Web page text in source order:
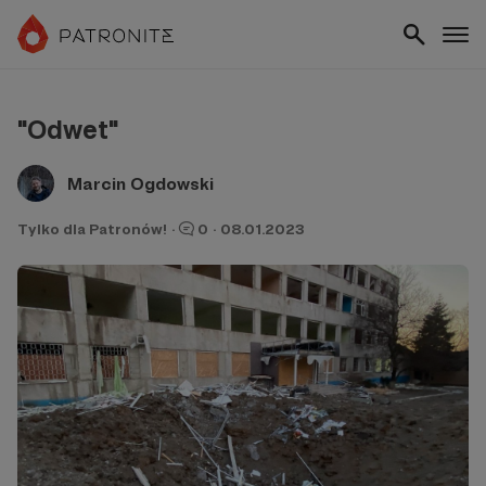
"Odwet"
Marcin Ogdowski
Tylko dla Patronów! · 0 · 08.01.2023